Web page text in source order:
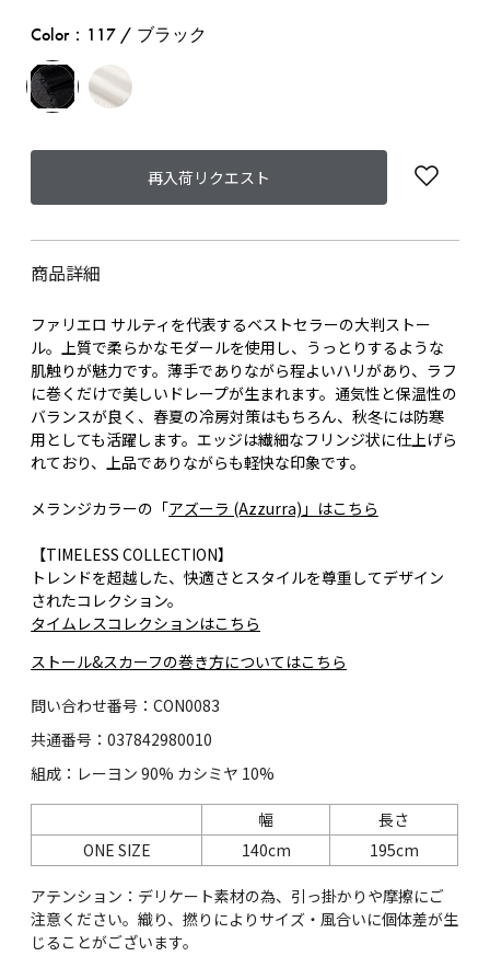
Color：117 / ブラック
再入荷リクエスト
商品詳細
ファリエロ サルティを代表するベストセラーの大判ストー
ル。上質で柔らかなモダールを使用し、うっとりするような
肌触りが魅力です。薄手でありながら程よいハリがあり、ラフ
に巻くだけで美しいドレープが生まれます。通気性と保温性の
バランスが良く、春夏の冷房対策はもちろん、秋冬には防寒
用としても活躍します。エッジは繊細なフリンジ状に仕上げら
れており、上品でありながらも軽快な印象です。
メランジカラーの「アズーラ (Azzurra)」はこちら
【TIMELESS COLLECTION】
トレンドを超越した、快適さとスタイルを尊重してデザイン
されたコレクション。
タイムレスコレクションはこちら
ストール&スカーフの巻き方についてはこちら
問い合わせ番号：CON0083
共通番号：037842980010
組成：レーヨン 90% カシミヤ 10%
幅
長さ
ONE SIZE
140cm 195cm
アテンション：デリケート素材の為、引っ掛かりや摩擦にご
注意ください。織り、撚りによりサイズ・風合いに個体差が生
じることがございます。